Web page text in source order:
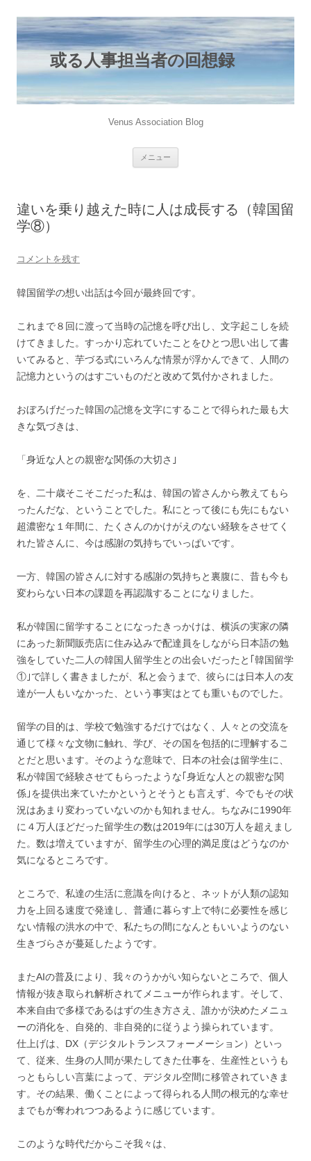
或る人事担当者の回想録
Venus Association Blog
メニュー
ス
違いを乗り越えた時に人は成長する（韓国留
学⑧）
コメントを残す
韓国留学の想い出話は今回が最終回です。
これまで８回に渡って当時の記憶を呼び出し、文字起こしを続
けてきました。すっかり忘れていたことをひとつ思い出して書
いてみると、芋づる式にいろんな情景が浮かんできて、人間の
記憶力というのはすごいものだと改めて気付かされました。
おぼろげだった韓国の記憶を文字にすることで得られた最も大
きな気づきは、
「身近な人との親密な関係の大切さ｣
を、二十歳そこそこだった私は、韓国の皆さんから教えてもら
ったんだな、ということでした。私にとって後にも先にもない
超濃密な１年間に、たくさんのかけがえのない経験をさせてく
れた皆さんに、今は感謝の気持ちでいっぱいです。
一方、韓国の皆さんに対する感謝の気持ちと裏腹に、昔も今も
変わらない日本の課題を再認識することになりました。
私が韓国に留学することになったきっかけは、横浜の実家の隣
にあった新聞販売店に住み込みで配達員をしながら日本語の勉
強をしていた二人の韓国人留学生との出会いだったと｢韓国留学
①｣で詳しく書きましたが、私と会うまで、彼らには日本人の友
達が一人もいなかった、という事実はとても重いものでした。
留学の目的は、学校で勉強するだけではなく、人々との交流を
通じて様々な文物に触れ、学び、その国を包括的に理解するこ
とだと思います。そのような意味で、日本の社会は留学生に、
私が韓国で経験させてもらったような｢身近な人との親密な関
係｣を提供出来ていたかというとそうとも言えず、今でもその状
況はあまり変わっていないのかも知れません。ちなみに1990年
に４万人ほどだった留学生の数は2019年には30万人を超えまし
た。数は増えていますが、留学生の心理的満足度はどうなのか
気になるところです。
ところで、私達の生活に意識を向けると、ネットが人類の認知
力を上回る速度で発達し、普通に暮らす上で特に必要性を感じ
ない情報の洪水の中で、私たちの間になんともいいようのない
生きづらさが蔓延したようです。
またAIの普及により、我々のうかがい知らないところで、個人
情報が抜き取られ解析されてメニューが作られます。そして、
本来自由で多様であるはずの生き方さえ、誰かが決めたメニュ
ーの消化を、自発的、非自発的に従うよう操られています。
仕上げは、DX（デジタルトランスフォーメーション）といっ
て、従来、生身の人間が果たしてきた仕事を、生産性というも
っともらしい言葉によって、デジタル空間に移管されていきま
す。その結果、働くことによって得られる人間の根元的な幸せ
までもが奪われつつあるように感じています。
このような時代だからこそ我々は、